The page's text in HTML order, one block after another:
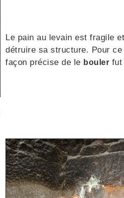
Le pain au levain est fragile
détruire sa structure. Pour
façon précise de le bouler fut